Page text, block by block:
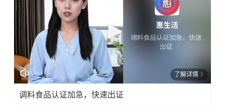
了解详情
调料食品认证加急，快速出证